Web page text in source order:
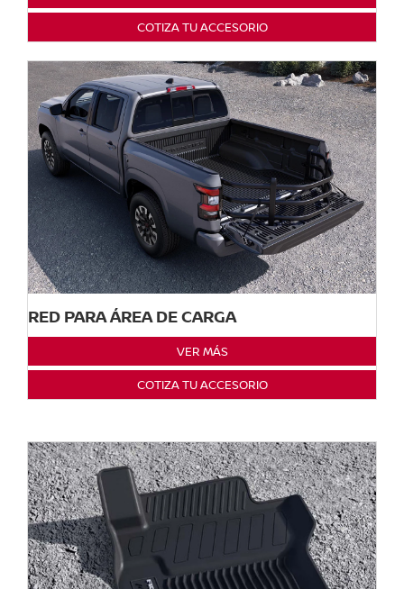
COTIZA TU ACCESORIO
RED PARA ÁREA DE CARGA
VER MÁS
COTIZA TU ACCESORIO